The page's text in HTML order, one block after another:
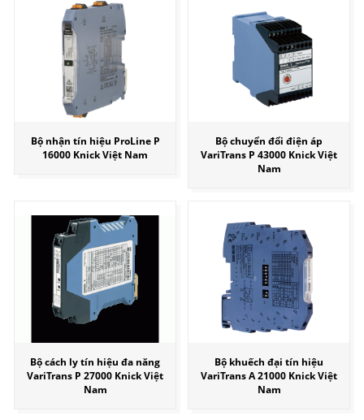
Bộ nhận tín hiệu ProLine P
16000 Knick Việt Nam
Bộ chuyển đổi điện áp
VariTrans P 43000 Knick Việt
Nam
Bộ cách ly tín hiệu đa năng
VariTrans P 27000 Knick Việt
Nam
Bộ khuếch đại tín hiệu
VariTrans A 21000 Knick Việt
Nam